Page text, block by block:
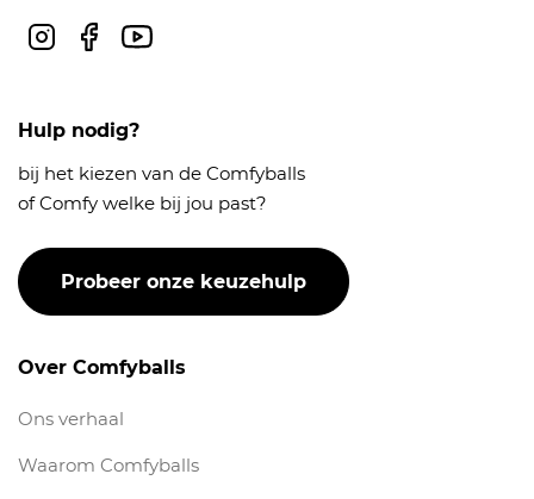
Instagram
FacebookYoutube
Hulp nodig?
bij het kiezen van de Comfyballs
of Comfy welke bij jou past?
Probeer onze keuzehulp
Over Comfyballs
Ons verhaal
Waarom Comfyballs